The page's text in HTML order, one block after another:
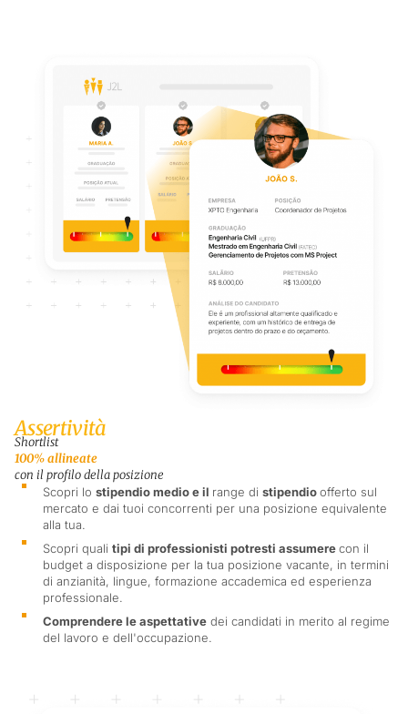
Assertività
Shortlist
100% allineate
con il profilo della posizione
Scopri lostipendio medio e il range distipendioofferto sul
mercato e dai tuoi concorrenti per una posizione equivalente
alla tua.
Scopri qualitipi di professionisti potresti assumerecon il
budget a disposizione per la tua posizione vacante, in termini
di anzianità, lingue, formazione accademica ed esperienza
professionale.
Comprendere le aspettative dei candidati in merito al regime
del lavoro e dell'occupazione.